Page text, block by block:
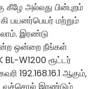
கீழே அல்லது பின்புறம்
பயனர்பெயர் மற்றும்
இரண்டு
ஒன்றை நீங்கள்
W1200 ரூட்டர்
192.168.16.1 ஆகும்,
இரண்டும்